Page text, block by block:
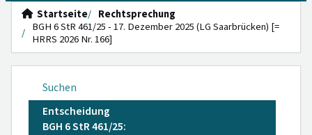
Startseite
Rechtsprechung
BGH 6 StR 461/25 - 17. Dezember 2025 (LG Saarbrücken) [=
HRRS 2026 Nr. 166]
Suchen
Entscheidung
BGH 6 StR 461/25: